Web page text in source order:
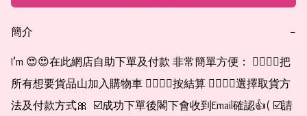
簡介 −
I’m 😍😍在此網店自助下單及付款 非常簡單方便： 👉🏻👉🏻把
所有想要貨品山加入購物車 👉🏻👉🏻按結算 👉🏻👉🏻選擇取貨方
法及付款方式🎀  ☑️成功下單後閣下會收到Email確認👍( ☑️請